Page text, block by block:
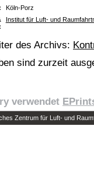
Köln-Porz
Institut für Luft- und
des Archivs:
sind zurzeit
verwendet
Zentrum für Luft- und